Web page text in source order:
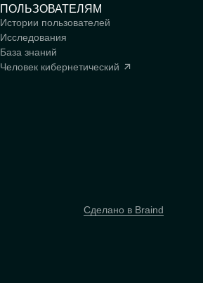
ПОЛЬЗОВАТЕЛЯМ
Истории пользователей
Исследования
База знаний
Человек кибернетический
Сделано в Braind